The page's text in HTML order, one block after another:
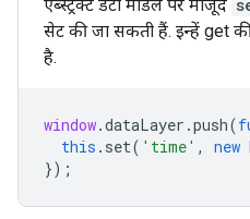
ऐब्स्ट्रैक्ट डेटा मॉडल पर मौजूद
सेट की जा सकती हैं. इन्हें get
है.
window.dataLayer .push(
this . set( 'time' , new
});